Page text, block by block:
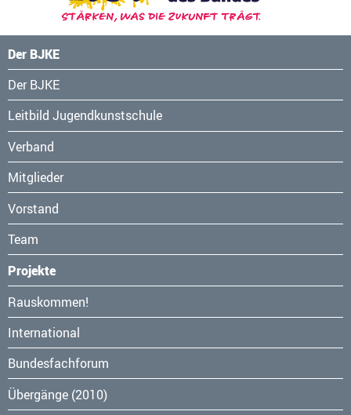
Der BJKE
Navigation
überspringen
Der BJKE
Leitbild Jugendkunstschule
Verband
Mitglieder
Vorstand
Team
Projekte
Navigation
überspringen
Rauskommen!
International
Bundesfachforum
Übergänge (2010)